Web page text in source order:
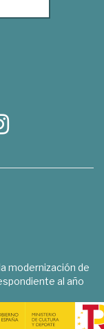
modernización de
al año